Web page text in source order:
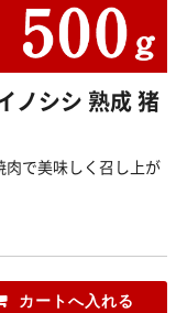
ノシシ 熟成 猪
で美味しく召し上が